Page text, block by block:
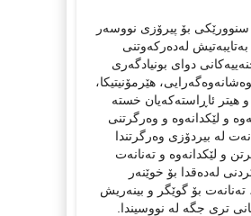
سنوورێکی بۆ پیرۆزی نووسەر
بەتایبەتیش لەدەرکەوتنی
دوای بونیادگەری
هێرمۆنیتیکا،
و هیتر ئاڕاستەکەیان خستە
و لێکدانەوە و وەرگرتنی
لە بیردۆزی وەرگرتندا
و لێکدانەوە و تەنانەت
لەدەقدا بۆ خوێنەر
تەنانەت بۆ گوێگر و بینەریش
تری جگە لە نووسیندا.